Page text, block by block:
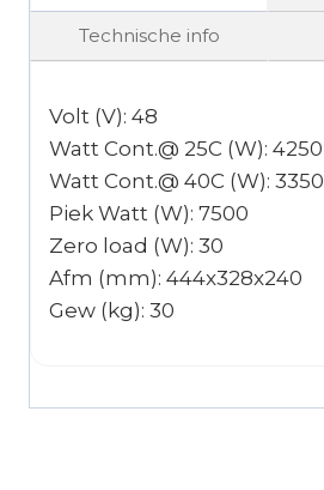
Technische info
Volt (V): 48
Watt Cont.@ 25C (W): 4250
Watt Cont.@ 40C (W): 3350
Piek Watt (W): 7500
Zero load (W): 30
Afm (mm): 444x328x240
Gew (kg): 30